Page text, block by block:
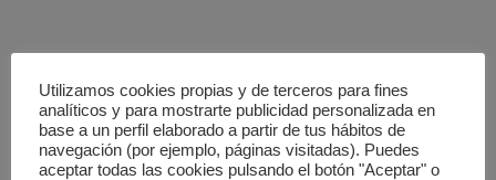
Utilizamos cookies propias y de terceros para fines
analíticos y para mostrarte publicidad personalizada en
base a un perfil elaborado a partir de tus hábitos de
navegación (por ejemplo, páginas visitadas). Puedes
aceptar todas las cookies pulsando el botón "Aceptar" o